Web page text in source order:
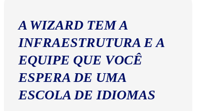
A WIZARD TEM A
INFRAESTRUTURA E A
EQUIPE QUE VOCÊ
ESPERA DE UMA
ESCOLA DE IDIOMAS